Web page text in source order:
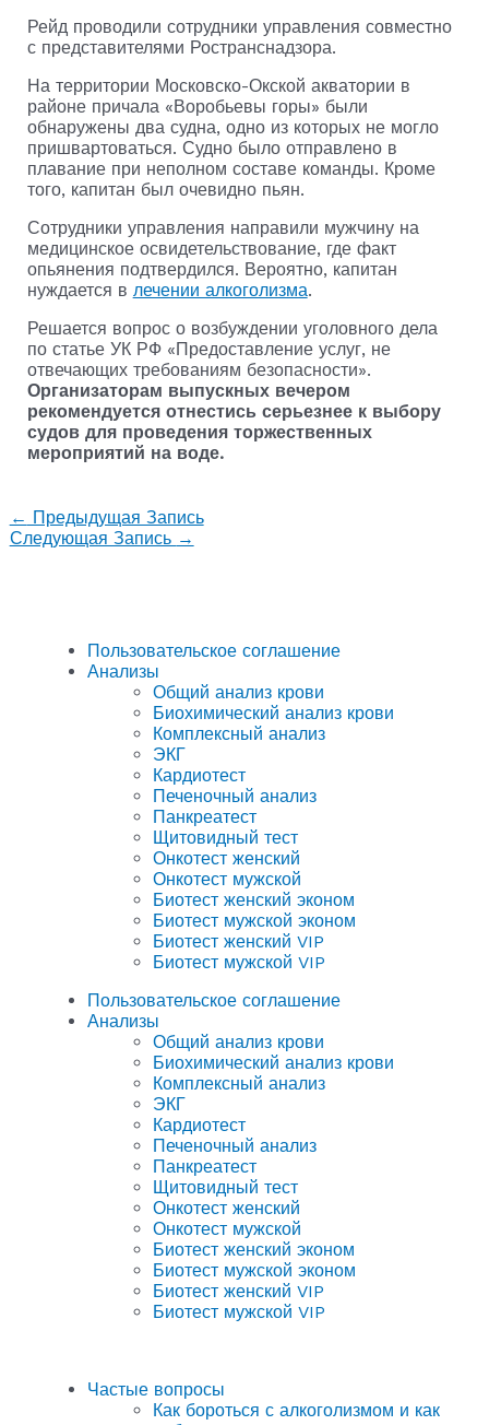
Рейд проводили сотрудники управления совместно
с представителями Ространснадзора.
На территории Московско-Окской акватории в
районе причала «Воробьевы горы» были
обнаружены два судна, одно из которых не могло
пришвартоваться. Судно было отправлено в
плавание при неполном составе команды. Кроме
того, капитан был очевидно пьян.
Сотрудники управления направили мужчину на
медицинское освидетельствование, где факт
опьянения подтвердился. Вероятно, капитан
нуждается в лечении алкоголизма.
Решается вопрос о возбуждении уголовного дела
по статье УК РФ «Предоставление услуг, не
отвечающих требованиям безопасности».
Организаторам выпускных вечером
рекомендуется отнестись серьезнее к выбору
судов для проведения торжественных
мероприятий на воде.
← Предыдущая Запись
Следующая Запись →
Пользовательское соглашение
Анализы
Общий анализ крови
Биохимический анализ крови
Комплексный анализ
ЭКГ
Кардиотест
Печеночный анализ
Панкреатест
Щитовидный тест
Онкотест женский
Онкотест мужской
Биотест женский эконом
Биотест мужской эконом
Биотест женский VIP
Биотест мужской VIP
Пользовательское соглашение
Анализы
Общий анализ крови
Биохимический анализ крови
Комплексный анализ
ЭКГ
Кардиотест
Печеночный анализ
Панкреатест
Щитовидный тест
Онкотест женский
Онкотест мужской
Биотест женский эконом
Биотест мужской эконом
Биотест женский VIP
Биотест мужской VIP
Частые вопросы
Как бороться с алкоголизмом и как